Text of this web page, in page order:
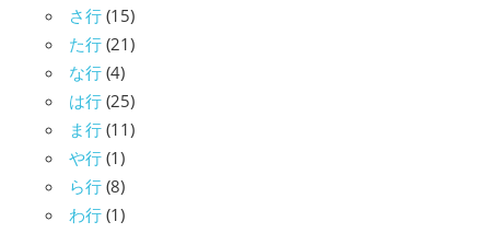
さ行 (15)
た行 (21)
な行 (4)
は行 (25)
ま行 (11)
や行 (1)
ら行 (8)
わ行 (1)